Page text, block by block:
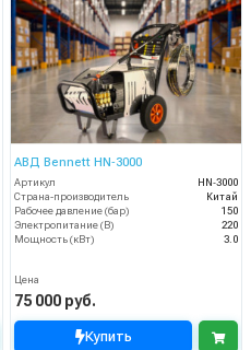
АВД Bennett HN‑3000
Артикул
HN‑3000
Страна-производитель
Китай
Рабочее давление (бар)
150
Электропитание (В)
220
Мощность (кВт)
3.0
Цена
75 000 руб.
Купить